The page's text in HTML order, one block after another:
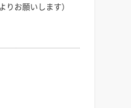
お願いします）